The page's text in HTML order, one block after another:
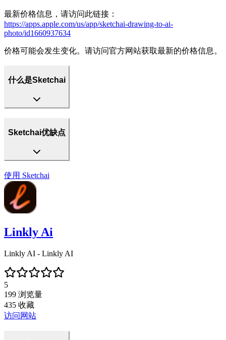
最新价格信息，请访问此链接：
https://apps.apple.com/us/app/sketchai-drawing-to-ai-
photo/id1660937634
价格可能会发生变化。请访问官方网站获取最新的价格信息。
什么是Sketchai
Sketchai优缺点
使用 Sketchai
Linkly Ai
Linkly AI - Linkly AI
5
199 浏览量
435 收藏
访问网站